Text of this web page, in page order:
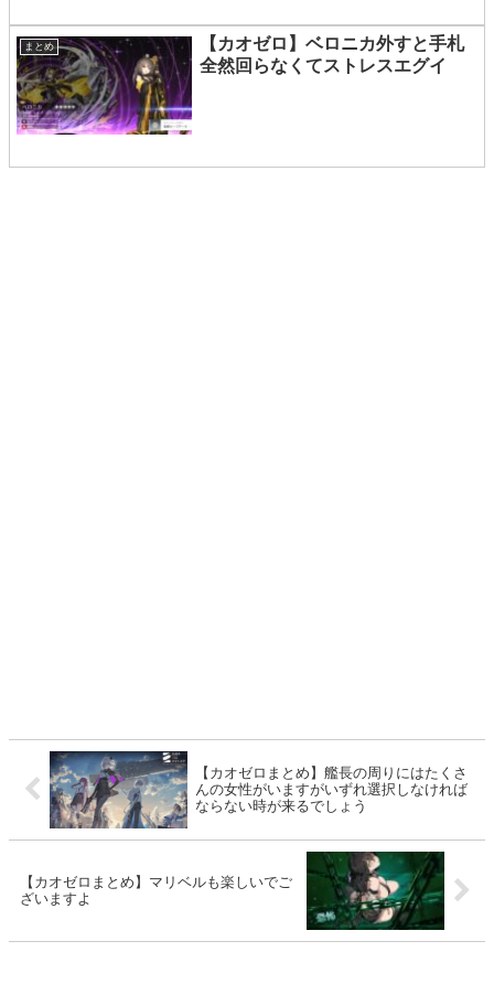
まとめ
【カオゼロ】ベロニカ外すと手札
全然回らなくてストレスエグイ
【カオゼロまとめ】艦長の周りにはたくさ
んの女性がいますがいずれ選択しなければ
ならない時が来るでしょう
【カオゼロまとめ】マリベルも楽しいでご
ざいますよ